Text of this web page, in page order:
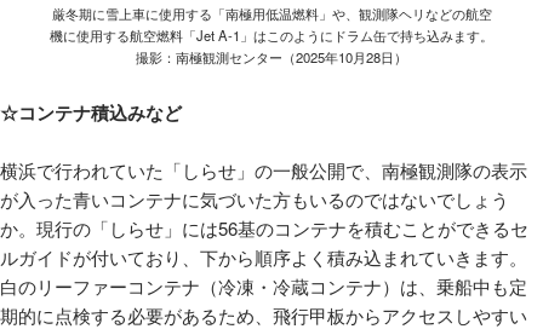
厳冬期に雪上車に使用する「南極用低温燃料」や、観測隊ヘリなどの航空
機に使用する航空燃料「Jet A-1」はこのようにドラム缶で持ち込みます。
撮影：南極観測センター（2025年10月28日）
☆コンテナ積込みなど
横浜で行われていた「しらせ」の一般公開で、南極観測隊の表示
が入った青いコンテナに気づいた方もいるのではないでしょう
か。現行の「しらせ」には56基のコンテナを積むことができるセ
ルガイドが付いており、下から順序よく積み込まれていきます。
白のリーファーコンテナ（冷凍・冷蔵コンテナ）は、乗船中も定
期的に点検する必要があるため、飛行甲板からアクセスしやすい